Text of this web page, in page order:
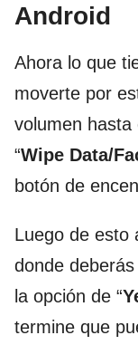
Android
Ahora lo que
moverte por
volumen hasta
“Wipe Data/
botón de
Luego de esto
donde
la opción de “
termine que